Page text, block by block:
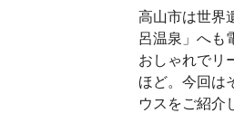
高山市は世界
呂温泉」へも
おしゃれでリ
ほど。今回は
ウスをご紹介